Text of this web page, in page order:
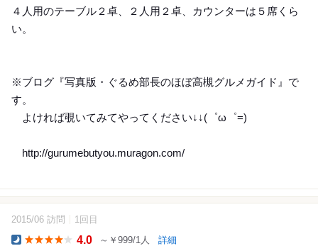
４人用のテーブル２卓、２人用２卓、カウンターは５席くら
い。
※ブログ『写真版・ぐるめ部長のほぼ高槻グルメガイド』で
す。
よければ覗いてみてやってください↓↓(゜ω゜=)
http://gurumebutyou.muragon.com/
23
2015/06 訪問 1回目
4.0 ～￥999/1人 詳細